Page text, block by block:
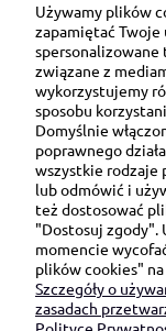
Ul.
Używamy plików
zapamiętać
spersonalizowane
związane z
wykorzystujemy
sposobu
Domyślnie
poprawnego
wszystkie rodzaje
lub odmówić i
też dostosować
"Dostosuj zgody".
momencie
plików cookies"
Szczegóły o
zasadach